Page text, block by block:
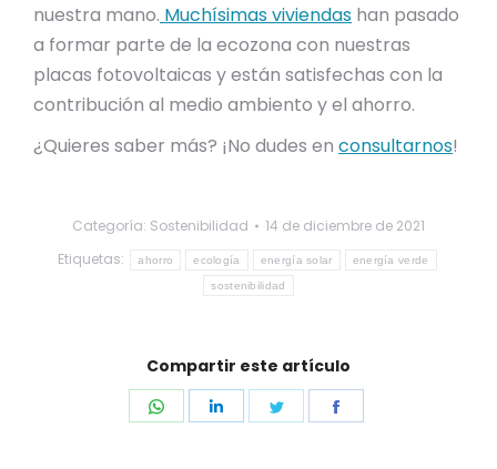
nuestra mano. Muchísimas viviendas han pasado
a formar parte de la ecozona con nuestras
placas fotovoltaicas y están satisfechas con la
contribución al medio ambiento y el ahorro.
¿Quieres saber más? ¡No dudes en consultarnos!
Categoría: Sostenibilidad
14 de diciembre de 2021
Etiquetas:
ahorro ecología energía solar energía verde
sostenibilidad
Compartir este artículo
Share
Share
Share